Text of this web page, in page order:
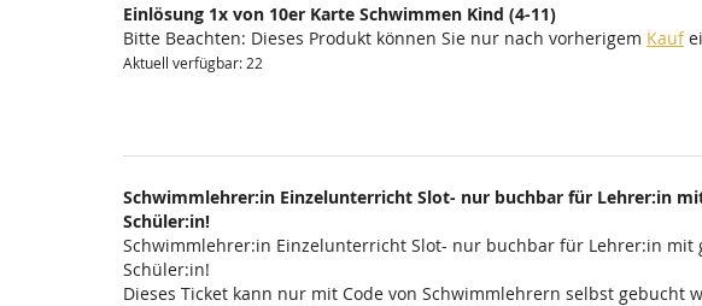
Einlösung 1x von 10er Karte Schwimmen Kind (4-11)
Bitte Beachten: Dieses Produkt können Sie nur nach vorherigem Kauf
Aktuell verfügbar: 22
Schwimmlehrer:in Einzelunterricht Slot- nur buchbar für Lehrer:in
Schüler:in!
Schwimmlehrer:in Einzelunterricht Slot- nur buchbar für Lehrer:in mit
Schüler:in!
Dieses Ticket kann nur mit Code von Schwimmlehrern selbst gebucht